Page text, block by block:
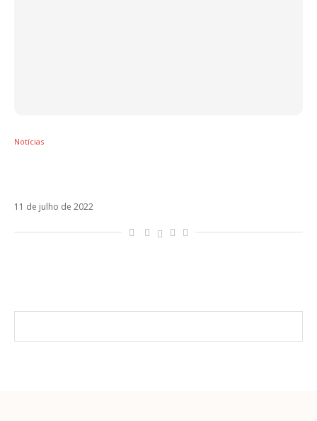
Notícias
11 de julho de 2022